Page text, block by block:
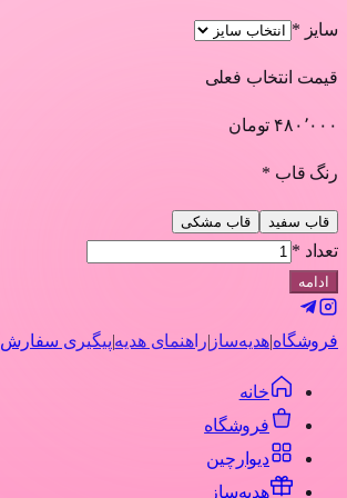
سایز *
قیمت انتخاب فعلی
۴۸۰٬۰۰۰ تومان
رنگ قاب *
قاب سفید قاب مشکی
تعداد *
ادامه
فروشگاه|هدیه‌ساز |راهنمای هدیه|پیگیری سفارش
خانه
فروشگاه
دیوارچین
هدیه‌ساز